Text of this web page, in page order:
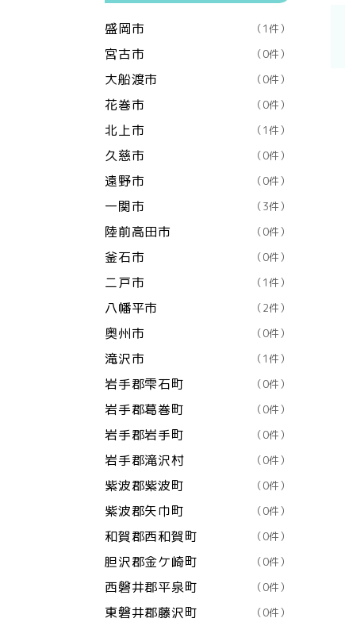
盛岡市 （1件）
宮古市 （0件）
大船渡市 （0件）
花巻市 （0件）
北上市 （1件）
久慈市 （0件）
遠野市 （0件）
一関市 （3件）
陸前高田市 （0件）
釜石市 （0件）
二戸市 （1件）
八幡平市 （2件）
奥州市 （0件）
滝沢市 （1件）
岩手郡雫石町 （0件）
岩手郡葛巻町 （0件）
岩手郡岩手町 （0件）
岩手郡滝沢村 （0件）
紫波郡紫波町 （0件）
紫波郡矢巾町 （0件）
和賀郡西和賀町 （0件）
胆沢郡金ケ崎町 （0件）
西磐井郡平泉町 （0件）
東磐井郡藤沢町 （0件）